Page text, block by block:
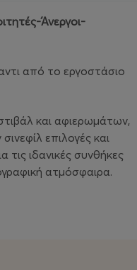
Άνεργοι-
από το εργοστάσιο
και αφιερωμάτων,
επιλογές και
τις ιδανικές συνθήκες
ατμόσφαιρα.